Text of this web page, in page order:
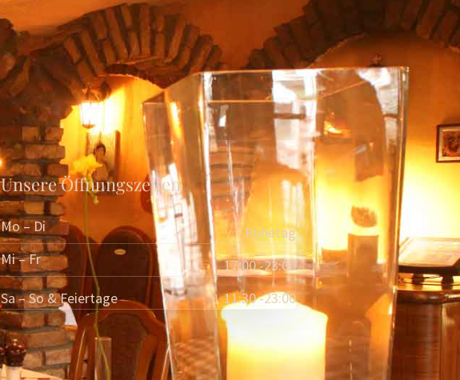
Unsere Öffnungszeiten
Mo – Di
Ruhetag
Mi – Fr
17:00 -23:00
Sa – So & Feiertage
11:30 -23:00